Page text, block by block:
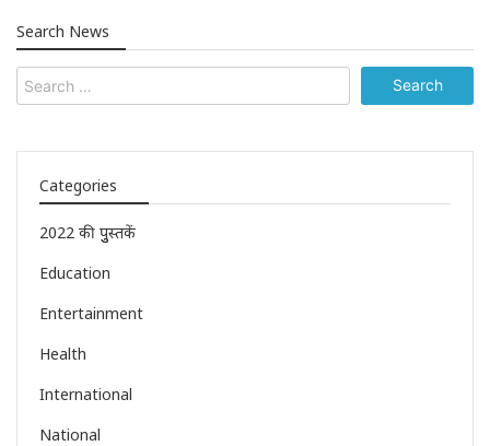
Search News
Categories
2022 की पुुस्तकें
Education
Entertainment
Health
International
National